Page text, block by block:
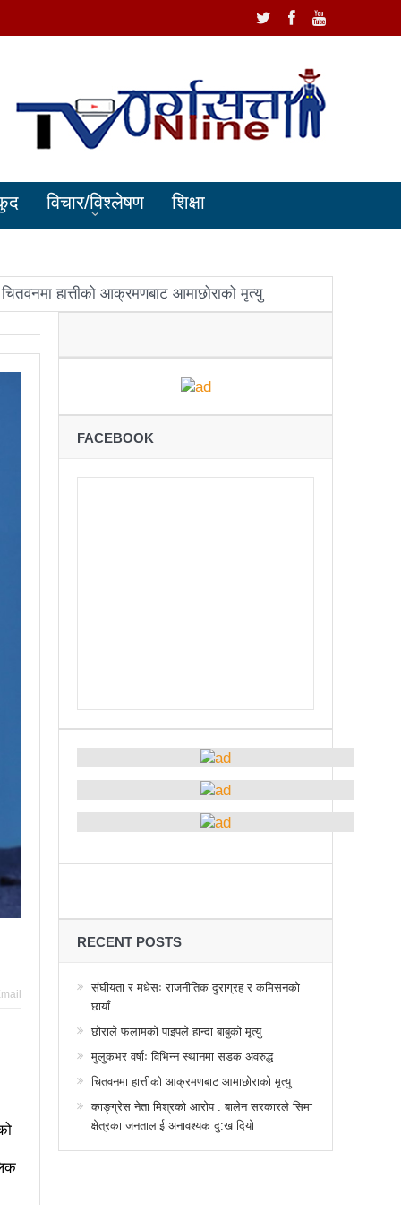
विचार/विश्लेषण शिक्षा
चितवनमा हात्तीको आक्रमणबाट आमाछोराको मृत्यु
लागि ३९२ साइकल यात्रीको सचेतनामूलक र्‍याली
मृत्यु
कर्फ्यु आदेश
पुरस्कृत हुँदै यी पत्रकार
देशैभर अभियानात्मक कार्यक्रम
वैचारिक, राजनीतिक कार्यशाला
३ वटा सूचीकरणबाट हटे
बिद्यार्थीलाई चलचित्र सिकाउँदै बागमती प्रदेश सरकार
खसेको अनुमान
FACEBOOK
RECENT POSTS
संघीयता र मधेसः राजनीतिक दुराग्रह र कमिसनको
छायाँ
छोराले फलामको पाइपले हान्दा बाबुको मृत्यु
मुलुकभर वर्षाः विभिन्न स्थानमा सडक अवरुद्ध
चितवनमा हात्तीको आक्रमणबाट आमाछोराको मृत्यु
काङ्ग्रेस नेता मिश्रको आरोप : बालेन सरकारले सिमा
क्षेत्रका जनतालाई अनावश्यक दु:ख दियो